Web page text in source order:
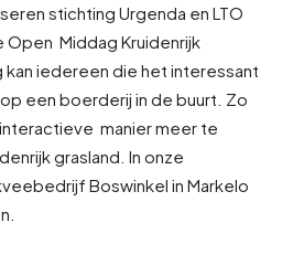
stichting Urgenda en LTO
Open Middag Kruidenrijk
kan iedereen die het interessant
een boerderij in de buurt. Zo
manier meer te
grasland. In onze
Boswinkel in Markelo